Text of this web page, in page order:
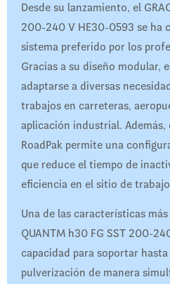
Desde su lanzamiento, el
200-240 V HE30-0593 se ha
sistema preferido por los
Gracias a su diseño modular,
adaptarse a diversas
trabajos en carreteras,
aplicación industrial. Además,
RoadPak permite una
que reduce el tiempo de
eficiencia en el sitio de
Una de las características
QUANTM h30 FG SST 200-
capacidad para soportar
pulverización de manera